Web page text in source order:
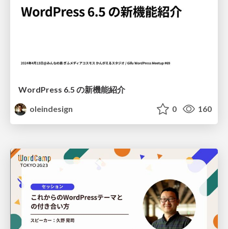
WordPress 6.5 の新機能紹介
oleindesign
0 160